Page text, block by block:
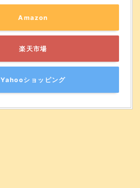
Amazon
楽天市場
Yahooショッピング